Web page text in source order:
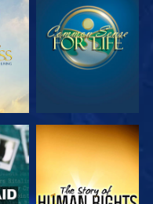
觀看
觀看